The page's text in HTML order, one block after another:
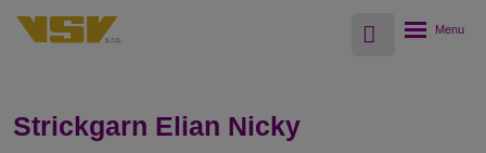
Vyhledávání
Rozbalení
Strickgarn Elian Nicky